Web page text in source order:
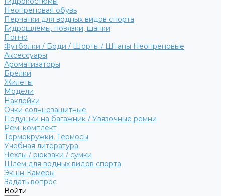
Неопреновая обувь
Перчатки для водных видов спорта
Гидрошлемы, повязки, шапки
Пончо
Футболки / Боди / Шорты / Штаны Неопреновые
Аксессуары
Ароматизаторы
Брелки
Жилеты
Модели
Наклейки
Очки солнцезащитные
Подушки на багажник / Увязочные ремни
Рем. комплект
Термокружки, Термосы
Учебная литература
Чехлы / рюкзаки / сумки
Шлем для водных видов спорта
Экшн-Камеры
Задать вопрос
Войти